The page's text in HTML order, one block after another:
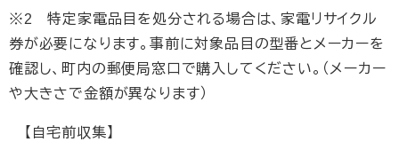
※2 特定家電品目を処分される場合は、家電リサイクル
券が必要になります。事前に対象品目の型番とメーカーを
確認し、町内の郵便局窓口で購入してください。（メーカー
や大きさで金額が異なります）
【自宅前収集】